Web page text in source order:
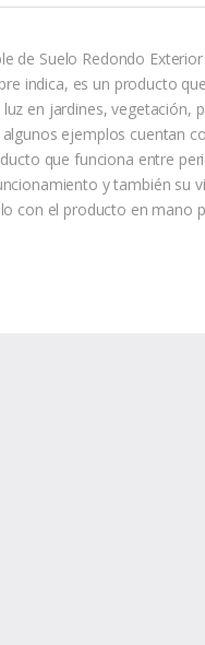
de Suelo Redondo
indica, es un producto
en jardines, vegetación,
ejemplos cuentan
que funciona entre
y también su
con el producto en mano